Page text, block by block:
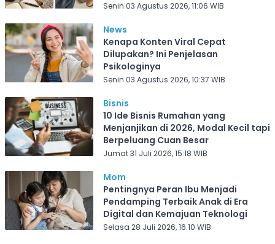
Senin 03 Agustus 2026, 11:06 WIB
News
Kenapa Konten Viral Cepat
Dilupakan? Ini Penjelasan
Psikologinya
Senin 03 Agustus 2026, 10:37 WIB
Bisnis
10 Ide Bisnis Rumahan yang
Menjanjikan di 2026, Modal Kecil tapi
Berpeluang Cuan Besar
Jumat 31 Juli 2026, 15:18 WIB
Mom
Pentingnya Peran Ibu Menjadi
Pendamping Terbaik Anak di Era
Digital dan Kemajuan Teknologi
Selasa 28 Juli 2026, 16:10 WIB